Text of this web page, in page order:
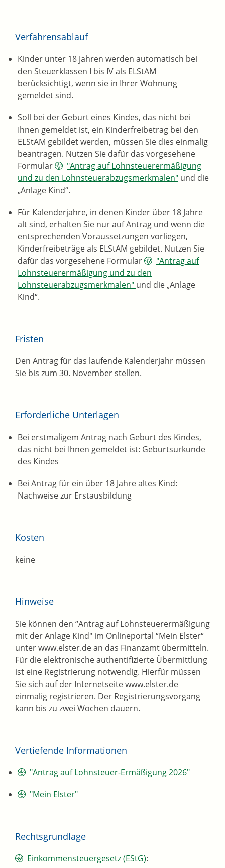
Verfahrensablauf
Kinder unter 18 Jahren werden automatisch bei
den Steuerklassen I bis IV als ELStAM
berücksichtigt, wenn sie in Ihrer Wohnung
gemeldet sind.
Soll bei der Geburt eines Kindes, das nicht bei
Ihnen gemeldet ist, ein Kinderfreibetrag bei den
ELStAM gebildet werden, müssen Sie dies einmalig
beantragen. Nutzen Sie dafür das vorgesehene
Formular
"Antrag auf Lohnsteuerermäßigung
und zu den Lohnsteuerabzugsmerkmalen" und die
„Anlage Kind“.
Für Kalenderjahre, in denen Kinder über 18 Jahre
alt sind, erhalten Sie nur auf Antrag und wenn die
entsprechenden Voraussetzungen vorliegen,
Kinderfreibeträge als ELStAM gebildet. Nutzen Sie
dafür das vorgesehene Formular
"Antrag auf
Lohnsteuerermäßigung und zu den
Lohnsteuerabzugsmerkmalen" und die „Anlage
Kind“.
Fristen
Den Antrag für das laufende Kalenderjahr müssen
Sie bis zum 30. November stellen.
Erforderliche Unterlagen
Bei erstmaligem Antrag nach Geburt des Kindes,
das nicht bei Ihnen gemeldet ist: Geburtsurkunde
des Kindes
Bei Antrag für ein über 18 Jahre altes Kind:
Nachweise zur Erstausbildung
Kosten
keine
Hinweise
Sie können den “Antrag auf Lohnsteuerermäßigung
mit der Anlage Kind" im Onlineportal “Mein Elster“
unter www.elster.de an das Finanzamt übermitteln.
Für die elektronische authentifizierte Übermittlung
ist eine Registrierung notwendig. Hierfür müssen
Sie sich auf der Internetseite www.elster.de
einmalig registrieren. Der Registrierungsvorgang
kann bis zu zwei Wochen dauern.
Vertiefende Informationen
"Antrag auf Lohnsteuer-Ermäßigung 2026"
"Mein Elster"
Rechtsgrundlage
Einkommensteuergesetz (EStG):